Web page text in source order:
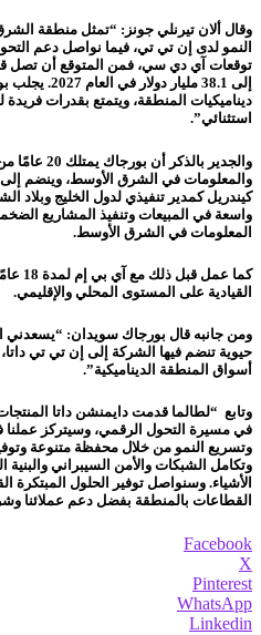
وقال ألان تيرنلي جونز: “تمثل منطقة
النمو لدى إن تي تي، فيما نواصل دعم
توقعات آي دي سي، فمن المتوقع أن تصل
إلى 38.1
ديناميكيات المنطقة، ويتمتع بقدرات
استثنائي”.
والجدير
والمعلومات في الشرق الأوسط، وينضم
كيندريل كمدير تنفيذي لدول الخليج وبلاد
واسعة في المبيعات وتنفيذ المشاريع
المعلومات في الشرق الأوسط.
كما
القيادية على المستوى المحلي والإقليمي.
ومن جانبه قال بورجاك سويدان: “يسعدني
حيوية تنضم فيها الشركة إلى إن تي تي
أسواق المنطقة الديناميكية”.
وتابع “لطالما قدمت دايمنشن داتا
في مسيرة التحول الرقمي، وسيتركز عملنا
وتسريع النمو من خلال محفظة متنوعة
وتكامل الشبكات والأمن السيبراني والبنية
الأشياء. وسنواصل توفير الحلول المبتكرة
القطاعات بالمنطقة بفضل دعم عملائنا
Facebook
X
Pinterest
WhatsApp
Linkedin